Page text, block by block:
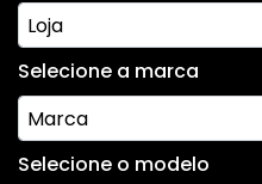
Selecione a marca
Selecione o modelo